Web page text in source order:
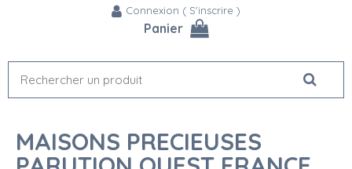
Connexion ( S'inscrire )
Panier
MAISONS PRECIEUSES